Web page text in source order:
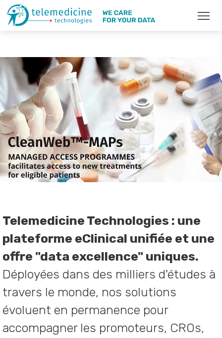
Telemedicine Technologies : une
plateforme eClinical unifiée et une
offre "data excellence" uniques.
Déployées dans des milliers d'études à
travers le monde, nos solutions
évoluent en permanence pour
accompagner les promoteurs, CROs,